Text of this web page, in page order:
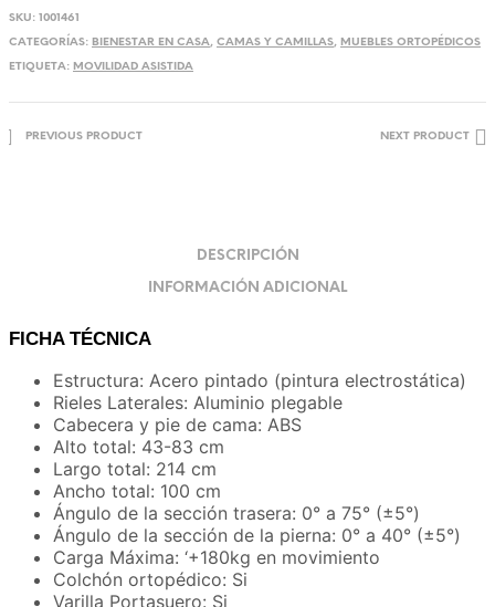
cantidad
SKU: 1001461
CATEGORÍAS: BIENESTAR EN CASA, CAMAS Y CAMILLAS, MUEBLES ORTOPÉDICOS
ETIQUETA: MOVILIDAD ASISTIDA
PREVIOUS PRODUCT NEXT PRODUCT
DESCRIPCIÓN
INFORMACIÓN ADICIONAL
FICHA TÉCNICA
Estructura: Acero pintado (pintura electrostática)
Rieles Laterales: Aluminio plegable
Cabecera y pie de cama: ABS
Alto total: 43-83 cm
Largo total: 214 cm
Ancho total: 100 cm
Ángulo de la sección trasera: 0° a 75° (±5°)
Ángulo de la sección de la pierna: 0° a 40° (±5°)
Carga Máxima: ‘+180kg en movimiento
Colchón ortopédico: Si
Varilla Portasuero: Si